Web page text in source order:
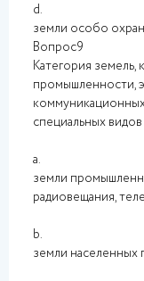
d.
земли особо
Вопрос9
Категория земель,
промышленности,
специальных
a.
земли
радиовещания,
b.
земли населенных